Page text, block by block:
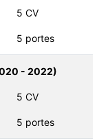
5 CV
5 portes
- 2022)
5 CV
5 portes